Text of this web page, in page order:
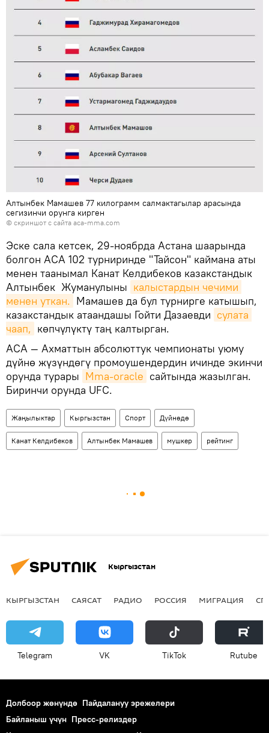
Алтынбек Мамашев 77 килограмм салмактагылар арасында
сегизинчи орунга кирген
© скриншот с сайта aca-mma.com
Эске сала кетсек, 29-ноябрда Астана шаарында
болгон ACA 102 турниринде "Тайсон" каймана аты
менен таанымал Канат Келдибеков казакстандык
Алтынбек Жуманулыны калыстардын чечими
менен уткан. Мамашев да бул турнирге катышып,
казакстандык атаандашы Гойти Дазаевди сулата
чаап, көпчүлүктү таң калтырган.
ACA — Ахматтын абсолюттук чемпионаты уюму
дүйнө жүзүндөгү промоушендердин ичинде экинчи
орунда турары Мma-oracle сайтында жазылган.
Биринчи орунда UFC.
Жаңылыктар Кыргызстан Спорт Дүйнөдө
Канат Келдибеков Алтынбек Мамашев мушкер рейтинг
Кыргызстан
КЫРГЫЗСТАН САЯСАТ РАДИО РОССИЯ МИГРАЦИЯ
Telegram VK ТikТоk Rutube
Долбоор жөнүндө Пайдалануу эрежелери
Байланыш үчүн Пресс-релиздер